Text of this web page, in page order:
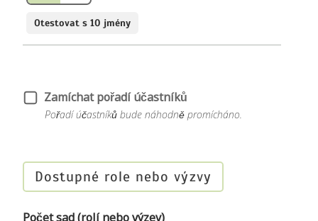
Otestovat s 10 jmény
Zamíchat pořadí účastníků
Pořadí účastníků bude náhodně promícháno.
Dostupné role nebo výzvy
Počet sad (rolí nebo výzev)